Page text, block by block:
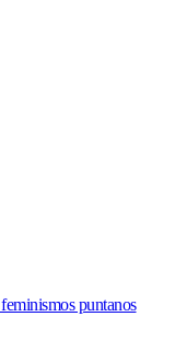
puntanos